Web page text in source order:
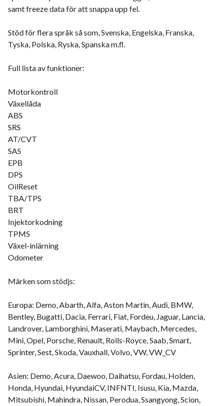
samt freeze data för att snappa upp fel.
Stöd för flera språk så som, Svenska, Engelska, Franska,
Tyska, Polska, Ryska, Spanska m.fl.
Full lista av funktioner:
Motorkontroll
Växellåda
ABS
SRS
AT/CVT
SAS
EPB
DPS
OilReset
TBA/TPS
BRT
Injektorkodning
TPMS
Växel-inlärning
Odometer
Märken som stödjs:
Europa: Demo, Abarth, Alfa, Aston Martin, Audi, BMW,
Bentley, Bugatti, Dacia, Ferrari, Fiat, Fordeu, Jaguar, Lancia,
Landrover, Lamborghini, Maserati, Maybach, Mercedes,
Mini, Opel, Porsche, Renault, Rolls-Royce, Saab, Smart,
Sprinter, Sest, Skoda, Vauxhall, Volvo, VW, VW_CV
Asien: Demo, Acura, Daewoo, Daihatsu, Fordau, Holden,
Honda, Hyundai, HyundaiCV, INFNTI, Isusu, Kia, Mazda,
Mitsubishi, Mahindra, Nissan, Perodua, Ssangyong, Scion,